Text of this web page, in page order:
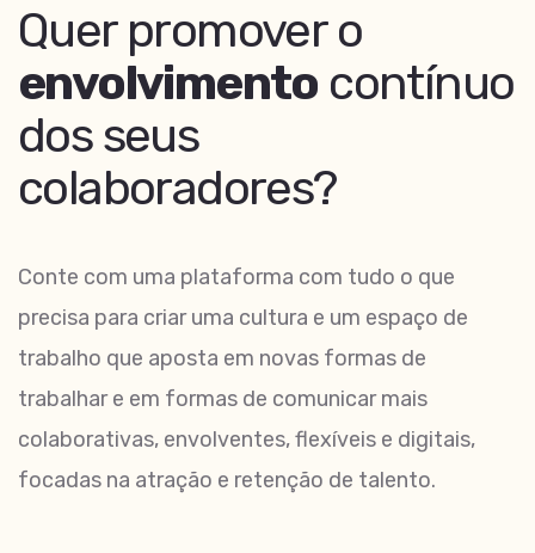
Quer promover o
envolvimento contínuo
dos seus
colaboradores?
Conte com uma plataforma com tudo o que
precisa para criar uma cultura e um espaço de
trabalho que aposta em novas formas de
trabalhar e em formas de comunicar mais
colaborativas, envolventes, flexíveis e digitais,
focadas na atração e retenção de talento.